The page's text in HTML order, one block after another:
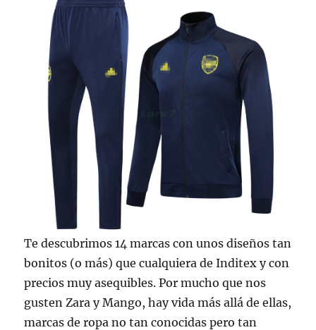
Te descubrimos 14 marcas con unos diseños tan
bonitos (o más) que cualquiera de Inditex y con
precios muy asequibles. Por mucho que nos
gusten Zara y Mango, hay vida más allá de ellas,
marcas de ropa no tan conocidas pero tan